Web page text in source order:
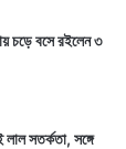
চড়ে বসে রইলেন ৩
লাল সতর্কতা, সঙ্গে